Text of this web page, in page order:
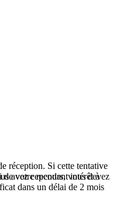
réception. Si cette tentative
votre recours, vous devez
avez cependant intérêt à
dans un délai de 2 mois